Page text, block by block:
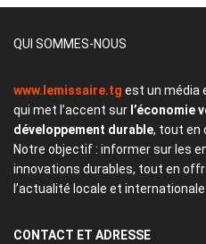
QUI SOMMES-NOUS
www.lemissaire.tg est un média
qui met l’accent sur l’économie
développement durable, tout en
Notre objectif : informer sur les
innovations durables, tout en
l’actualité locale et internationale.
CONTACT ET ADRESSE